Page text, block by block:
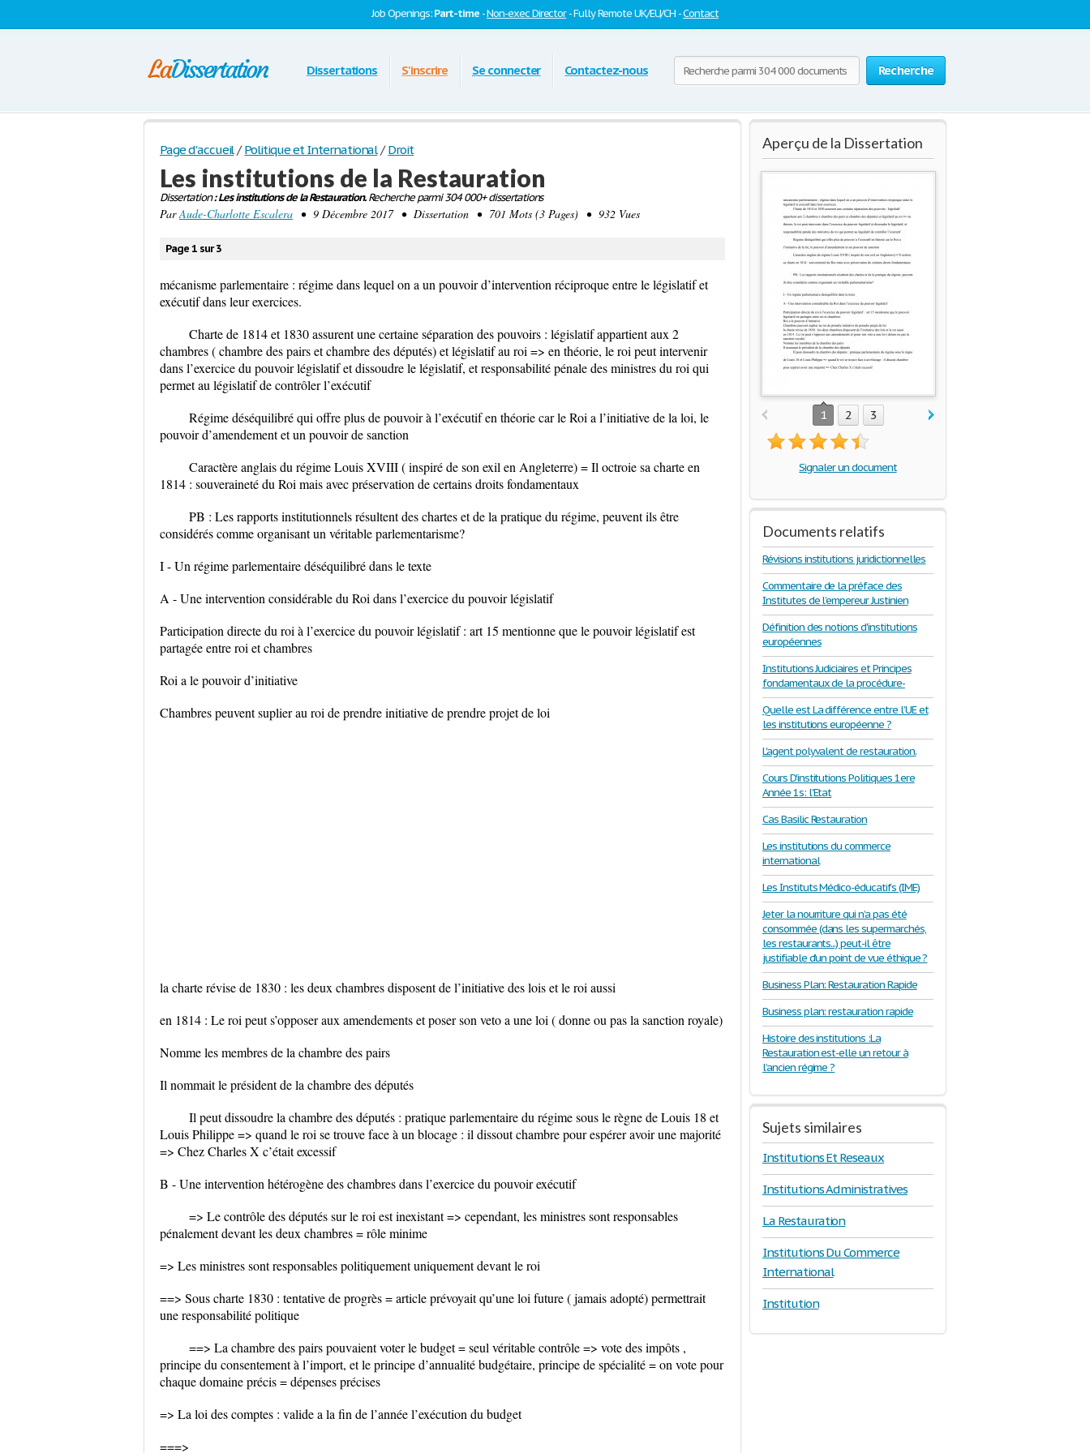
Job Openings:Part-time -Non-exec Director- Fully Remote UK/EU/CH -Contact
Recherche
Dissertations S'inscrire Se connecter Contactez-nous
Page d'accueil / Politique et International / Droit
Les institutions de la Restauration
Dissertation: Les institutions de la Restauration.Recherche parmi 304 000+ dissertations
ParAude-Charlotte Escalera • 9 Décembre 2017 • Dissertation • 701 Mots (3 Pages) • 932 Vues
Page 1 sur 3
mécanisme parlementaire : régime dans lequel on a un pouvoir d’intervention réciproque entre le législatif et
exécutif dans leur exercices.
Charte de 1814 et 1830 assurent une certaine séparation des pouvoirs : législatif appartient aux 2
chambres ( chambre des pairs et chambre des députés) et législatif au roi => en théorie, le roi peut intervenir
dans l’exercice du pouvoir législatif et dissoudre le législatif, et responsabilité pénale des ministres du roi qui
permet au législatif de contrôler l’exécutif
Régime déséquilibré qui offre plus de pouvoir à l’exécutif en théorie car le Roi a l’initiative de la loi, le
pouvoir d’amendement et un pouvoir de sanction
Caractère anglais du régime Louis XVIII ( inspiré de son exil en Angleterre) = Il octroie sa charte en
1814 : souveraineté du Roi mais avec préservation de certains droits fondamentaux
PB : Les rapports institutionnels résultent des chartes et de la pratique du régime, peuvent ils être
considérés comme organisant un véritable parlementarisme?
I - Un régime parlementaire déséquilibré dans le texte
A - Une intervention considérable du Roi dans l’exercice du pouvoir législatif
Participation directe du roi à l’exercice du pouvoir législatif : art 15 mentionne que le pouvoir législatif est
partagée entre roi et chambres
Roi a le pouvoir d’initiative
Chambres peuvent suplier au roi de prendre initiative de prendre projet de loi
la charte révise de 1830 : les deux chambres disposent de l’initiative des lois et le roi aussi
en 1814 : Le roi peut s’opposer aux amendements et poser son veto a une loi ( donne ou pas la sanction royale)
Nomme les membres de la chambre des pairs
Il nommait le président de la chambre des députés
Il peut dissoudre la chambre des députés : pratique parlementaire du régime sous le règne de Louis 18 et
Louis Philippe => quand le roi se trouve face à un blocage : il dissout chambre pour espérer avoir une majorité
=> Chez Charles X c’était excessif
B - Une intervention hétérogène des chambres dans l’exercice du pouvoir exécutif
=> Le contrôle des députés sur le roi est inexistant => cependant, les ministres sont responsables
pénalement devant les deux chambres = rôle minime
=> Les ministres sont responsables politiquement uniquement devant le roi
==> Sous charte 1830 : tentative de progrès = article prévoyait qu’une loi future ( jamais adopté) permettrait
une responsabilité politique
==> La chambre des pairs pouvaient voter le budget = seul véritable contrôle => vote des impôts ,
principe du consentement à l’import, et le principe d’annualité budgétaire, principe de spécialité = on vote pour
chaque domaine précis = dépenses précises
=> La loi des comptes : valide a la fin de l’année l’exécution du budget
===>
Aperçu de la Dissertation
1 2 3
Signaler un document
Documents relatifs
Révisions institutions juridictionnelles
Commentaire de la préface des
Institutes de l’empereur Justinien
Définition des notions d'institutions
européennes
Institutions Judiciaires et Principes
fondamentaux de la procédure-
Quelle est La différence entre l’UE et
les institutions européenne ?
L'agent polyvalent de restauration.
Cours D'institutions Politiques 1ere
Année 1s: l'Etat
Cas Basilic Restauration
Les institutions du commerce
international
Les Instituts Médico-éducatifs (IME)
Jeter la nourriture qui n’a pas été
consommée (dans les supermarchés,
les restaurants...) peut-il être
justifiable d’un point de vue éthique ?
Business Plan: Restauration Rapide
Business plan: restauration rapide
Histoire des institutions :La
Restauration est-elle un retour à
l’ancien régime ?
Sujets similaires
Institutions Et Reseaux
Institutions Administratives
La Restauration
Institutions Du Commerce
International
Institution